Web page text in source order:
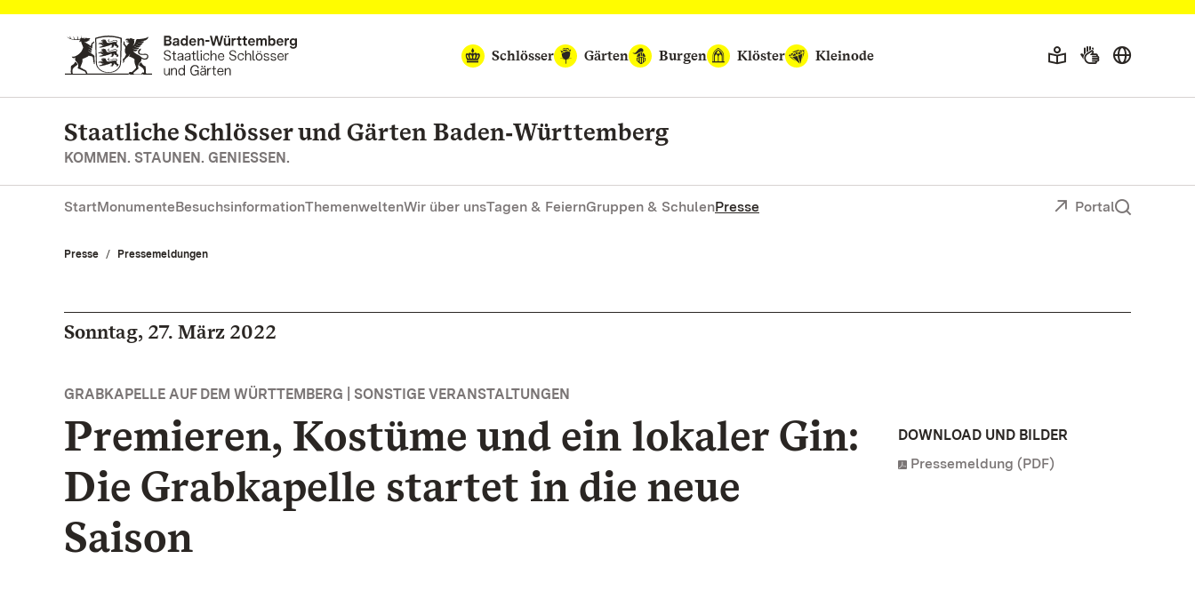
Zum Hauptinhalt springen
Schlösser
Gärten Burgen Klöster Kleinode
Staatliche Schlösser und Gärten Baden‑Württemberg
KOMMEN. STAUNEN. GENIESSEN.
StartMonumenteBesuchsinformationThemenweltenWir über unsTagen & FeiernGruppen & SchulenPresse Portal
Presse Pressemeldungen
Sonntag, 27. März 2022
GRABKAPELLE AUF DEM WÜRTTEMBERG | SONSTIGE VERANSTALTUNGEN
Premieren, Kostüme und ein lokaler Gin:
Die Grabkapelle startet in die neue
Saison
DOWNLOAD UND BILDER
Pressemeldung (PDF)